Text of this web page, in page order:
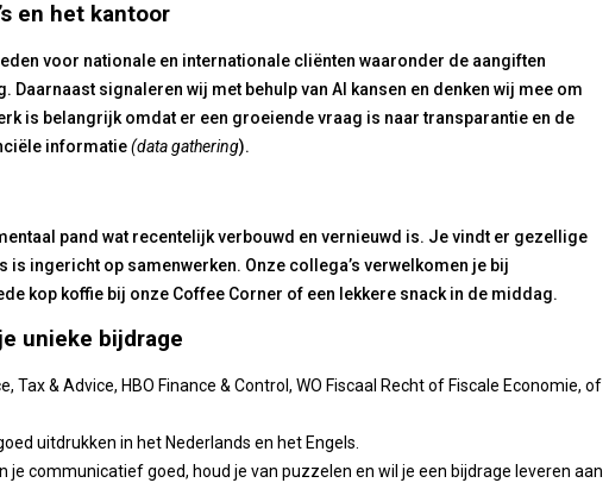
en het kantoor
voor nationale en internationale cliënten waaronder de aangiften
signaleren wij met behulp van AI kansen en denken wij mee om
is belangrijk omdat er een groeiende vraag is naar transparantie en de
informatie(data gathering).
pand wat recentelijk verbouwd en vernieuwd is. Je vindt er gezellige
ingericht op samenwerken. Onze collega’s verwelkomen je bij
kop koffie bij onze Coffee Corner of een lekkere snack in de middag.
unieke bijdrage
Tax & Advice, HBO Finance & Control, WO Fiscaal Recht of Fiscale Economie, of
uitdrukken in het Nederlands en het Engels.
je communicatief goed, houd je van puzzelen en wil je een bijdrage leveren aan